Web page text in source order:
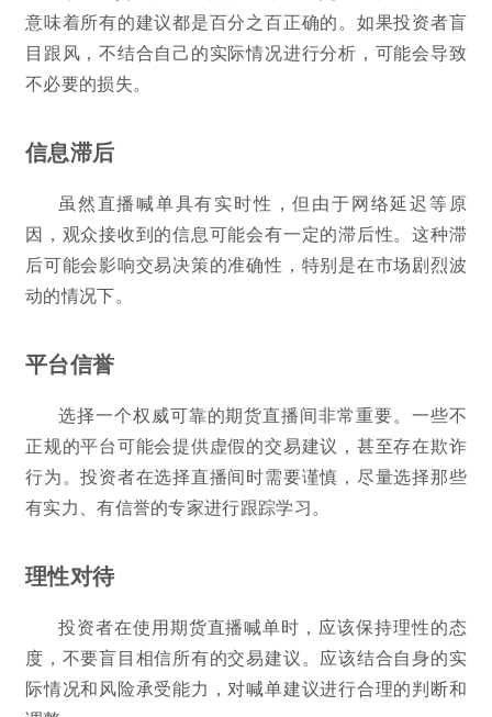
意味着所有的建议都是百分之百正确的。如果投资者盲
目跟风，不结合自己的实际情况进行分析，可能会导致
不必要的损失。
信息滞后
虽然直播喊单具有实时性，但由于网络延迟等原
因，观众接收到的信息可能会有一定的滞后性。这种滞
后可能会影响交易决策的准确性，特别是在市场剧烈波
动的情况下。
平台信誉
选择一个权威可靠的期货直播间非常重要。一些不
正规的平台可能会提供虚假的交易建议，甚至存在欺诈
行为。投资者在选择直播间时需要谨慎，尽量选择那些
有实力、有信誉的专家进行跟踪学习。
理性对待
投资者在使用期货直播喊单时，应该保持理性的态
度，不要盲目相信所有的交易建议。应该结合自身的实
际情况和风险承受能力，对喊单建议进行合理的判断和